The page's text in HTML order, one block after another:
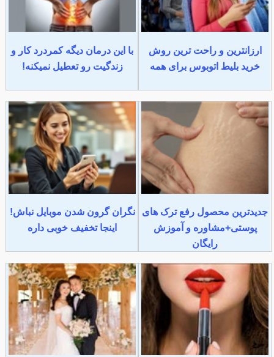
ارزانترین و راحت ترین روش
خرید بلیط اتوبوس برای همه
با این درمان دیگه کمردرد کار و
زندگیت رو تعطیل نمیکنه!
جدیدترین محصول رفع ترک های
پوستی+مشاوره و آموزش
رایگان
نگران گرون شدن موبایل نباش!
اینجا تخفیف خوبی داره